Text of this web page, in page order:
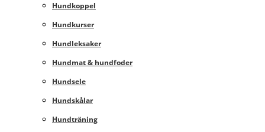
Hundkoppel
Hundkurser
Hundleksaker
Hundmat & hundfoder
Hundsele
Hundskålar
Hundträning